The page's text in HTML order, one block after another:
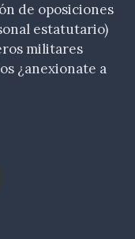
de oposiciones
estatutario)
militares
¿anexionate a